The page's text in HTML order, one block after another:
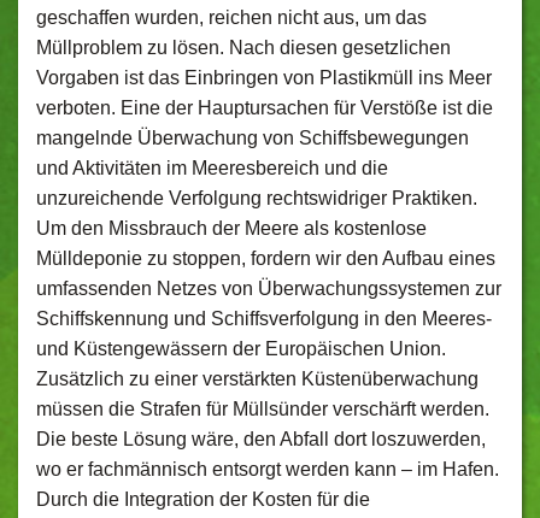
geschaffen wurden, reichen nicht aus, um das
Müllproblem zu lösen. Nach diesen gesetzlichen
Vorgaben ist das Einbringen von Plastikmüll ins Meer
verboten. Eine der Hauptursachen für Verstöße ist die
mangelnde Überwachung von Schiffsbewegungen
und Aktivitäten im Meeresbereich und die
unzureichende Verfolgung rechtswidriger Praktiken.
Um den Missbrauch der Meere als kostenlose
Mülldeponie zu stoppen, fordern wir den Aufbau eines
umfassenden Netzes von Überwachungssystemen zur
Schiffskennung und Schiffsverfolgung in den Meeres-
und Küstengewässern der Europäischen Union.
Zusätzlich zu einer verstärkten Küstenüberwachung
müssen die Strafen für Müllsünder verschärft werden.
Die beste Lösung wäre, den Abfall dort loszuwerden,
wo er fachmännisch entsorgt werden kann – im Hafen.
Durch die Integration der Kosten für die